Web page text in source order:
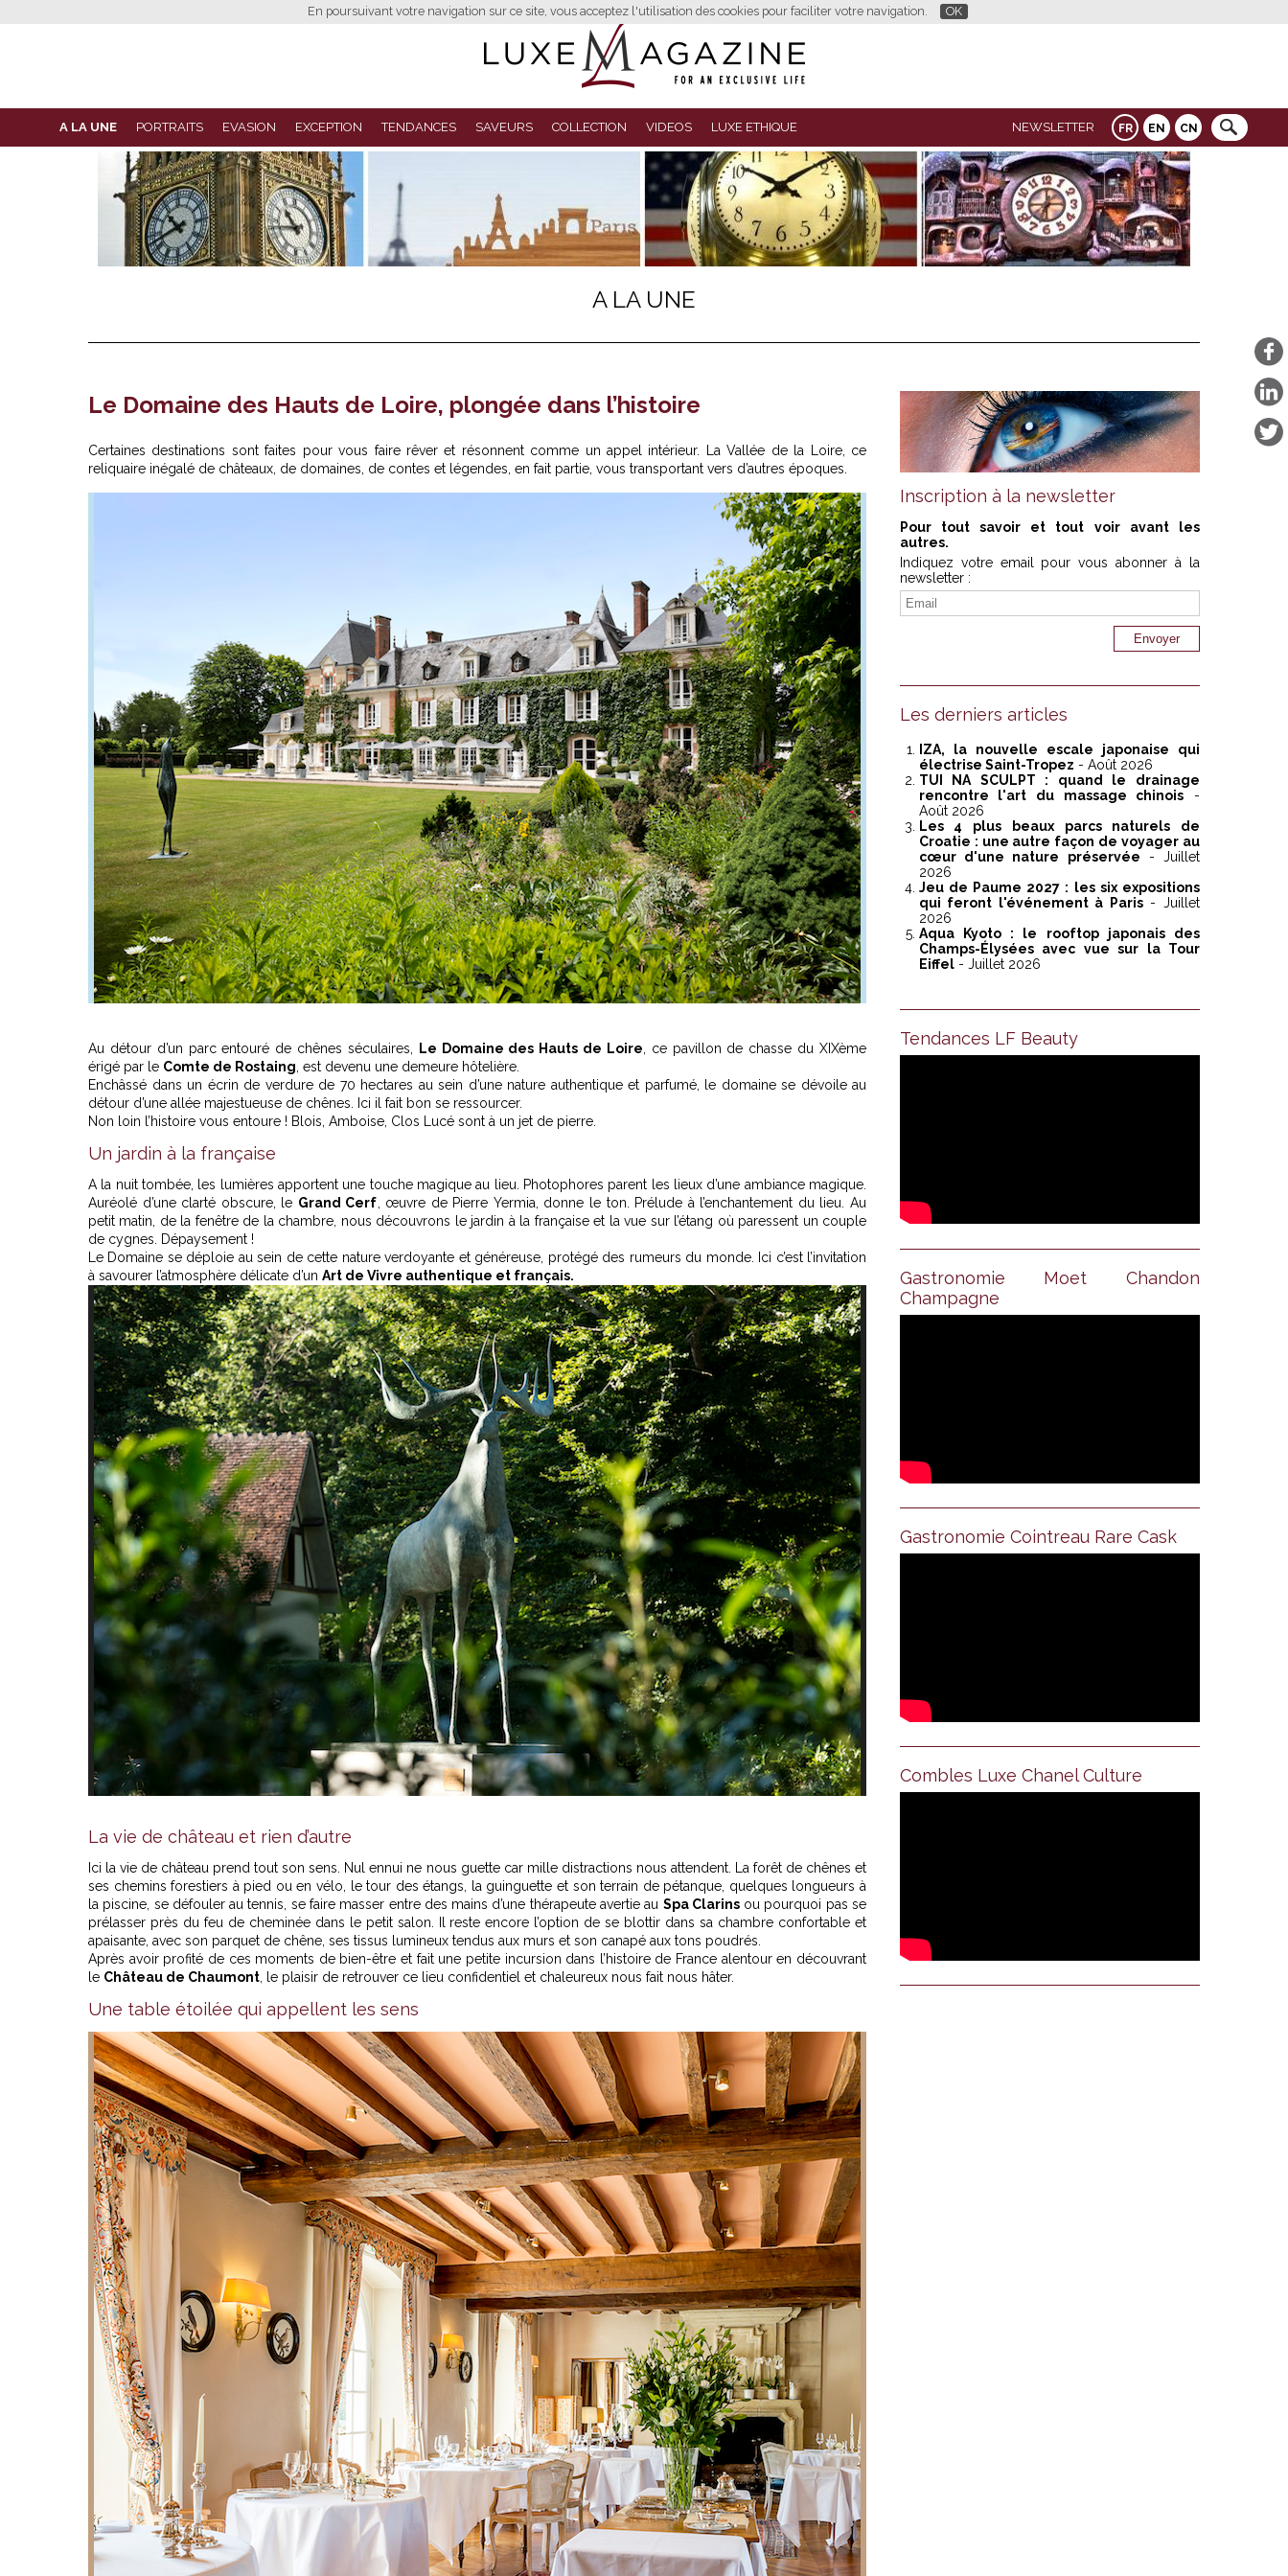
En poursuivant votre navigation sur ce site, vous acceptez l'utilisation des cookies pour faciliter votre navigation. OK
FR EN CN
A LA UNE PORTRAITS EVASION EXCEPTION TENDANCES SAVEURS COLLECTION VIDEOS LUXE ETHIQUE NEWSLETTER
A LA UNE
Le Domaine des Hauts de Loire, plongée dans l’histoire
Certaines destinations sont faites pour vous faire rêver et résonnent comme un appel intérieur. La Vallée de la Loire, ce
reliquaire inégalé de châteaux, de domaines, de contes et légendes, en fait partie, vous transportant vers d’autres époques.
Au détour d’un parc entouré de chênes séculaires, Le Domaine des Hauts de Loire , ce pavillon de chasse du XIXème
érigé par le Comte de Rostaing , est devenu une demeure hôtelière.
Enchâssé dans un écrin de verdure de 70 hectares au sein d’une nature authentique et parfumé, le domaine se dévoile au
détour d’une allée majestueuse de chênes. Ici il fait bon se ressourcer.
Non loin l’histoire vous entoure ! Blois, Amboise, Clos Lucé sont à un jet de pierre.
Un jardin à la française
A la nuit tombée, les lumières apportent une touche magique au lieu. Photophores parent les lieux d’une ambiance magique.
Auréolé d’une clarté obscure, le Grand Cerf , œuvre de Pierre Yermia, donne le ton. Prélude à l’enchantement du lieu. Au
petit matin, de la fenêtre de la chambre, nous découvrons le jardin à la française et la vue sur l’étang où paressent un couple
de cygnes. Dépaysement !
Le Domaine se déploie au sein de cette nature verdoyante et généreuse, protégé des rumeurs du monde. Ici c’est l’invitation
à savourer l’atmosphère délicate d’un Art de Vivre authentique et français.
La vie de château et rien d’autre
Ici la vie de château prend tout son sens. Nul ennui ne nous guette car mille distractions nous attendent. La forêt de chênes et
ses chemins forestiers à pied ou en vélo, le tour des étangs, la guinguette et son terrain de pétanque, quelques longueurs à
la piscine, se défouler au tennis, se faire masser entre des mains d’une thérapeute avertie au Spa Clarinsou pourquoi pas se
prélasser près du feu de cheminée dans le petit salon. Il reste encore l’option de se blottir dans sa chambre confortable et
apaisante, avec son parquet de chêne, ses tissus lumineux tendus aux murs et son canapé aux tons poudrés.
Après avoir profité de ces moments de bien-être et fait une petite incursion dans l’histoire de France alentour en découvrant
le Château de Chaumont , le plaisir de retrouver ce lieu confidentiel et chaleureux nous fait nous hâter.
Une table étoilée qui appellent les sens
Inscription à la newsletter
Pour tout savoir et tout voir avant les
autres.
Indiquez votre email pour vous abonner à la
newsletter :
Les derniers articles
IZA, la nouvelle escale japonaise qui
électrise Saint-Tropez - Août 2026
TUI NA SCULPT : quand le drainage
rencontre l'art du massage chinois -
Août 2026
Les 4 plus beaux parcs naturels de
Croatie : une autre façon de voyager au
cœur d'une nature préservée - Juillet
2026
Jeu de Paume 2027 : les six expositions
qui feront l'événement à Paris- Juillet
2026
Aqua Kyoto : le rooftop japonais des
Champs-Élysées avec vue sur la Tour
Eiffel- Juillet 2026
Tendances LF Beauty
Gastronomie Moet Chandon
Champagne
Gastronomie Cointreau Rare Cask
Combles Luxe Chanel Culture